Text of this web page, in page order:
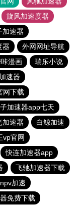
旋风加速度器
加速器
器
外网网址导航
漫画
瑞乐小说
速器
网下载
加速器app七天
加速器
白鲸加速
vp官网
快连加速器app
飞驰加速器下载
加速
免费下载